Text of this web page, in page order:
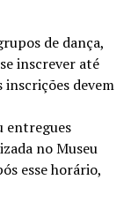
de dança,
inscrever até
inscrições devem
entregues
no Museu
esse horário,